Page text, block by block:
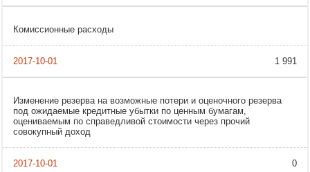
Комиссионные расходы
1 991
Изменение резерва на возможные потери и оценочного резерва
под ожидаемые кредитные убытки по ценным бумагам,
оцениваемым по справедливой стоимости через прочий
совокупный доход
0